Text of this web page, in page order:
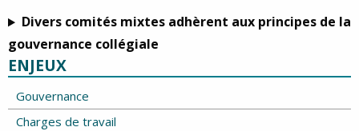
Divers comités mixtes adhèrent aux principes de la
gouvernance collégiale
ENJEUX
Gouvernance
Charges de travail